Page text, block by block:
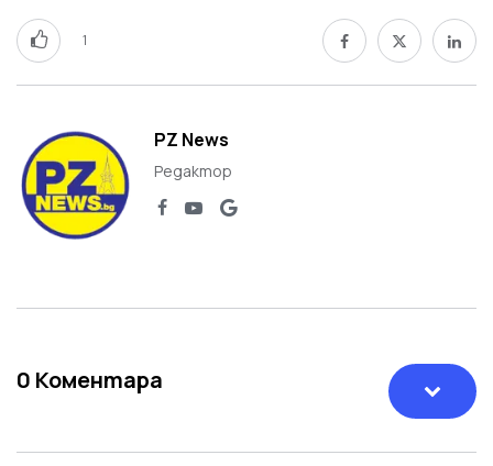
1
PZ News
Редактор
0 Коментара